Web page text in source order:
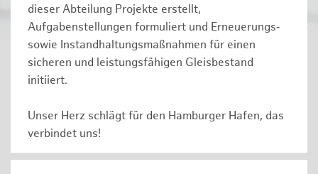
dieser Abteilung Projekte erstellt,
Aufgabenstellungen formuliert und Erneuerungs‑
sowie Instandhaltungsmaßnahmen für einen
sicheren und leistungsfähigen Gleisbestand
initiiert.
Unser Herz schlägt für den Hamburger Hafen, das
verbindet uns!